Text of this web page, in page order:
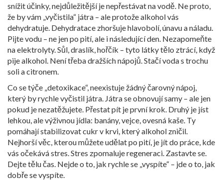
snížit účinky, nejdůležitější je nepřestávat na vodě. Ne proto,
že by vám „vyčistila“ játra – ale protože alkohol vás
dehydratuje. Dehydratace zhoršuje hlavobolí, únavu a náladu.
Pijte vodu – ne jen po pití, ale i následující den. Nezapomeňte
na elektrolyty. Sůl, draslík, hořčík – tyto látky tělo ztrácí, když
pije alkohol. Není třeba dražších nápojů. Stačí voda s trochu
soli a citronem.
Co se týče „detoxikace“, neexistuje žádný čarovný nápoj,
který by rychle vyčistil játra. Játra se obnovují samy – ale jen
pokud je nezatěžujete. Přestat pít je první krok. Druhý je jíst
lehkou, ale výživnou jídla: banány, vejce, ovesná kaše. Ty
pomáhají stabilizovat cukr v krvi, který alkohol zničil.
Nejhorší věc, kterou můžete udělat po pití, je jít do práce, kde
vás očekává stres. Stres zpomaluje regeneraci. Zastavte se.
Dejte tělu čas. Nejde o to, jak rychle se „vyspíte“ – jde o to, jak
dobře se vyspíte.